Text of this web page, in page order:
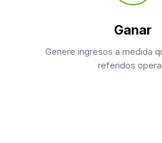
Ganar
Genere ingresos a medida
referidos